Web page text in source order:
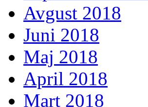
Avgust 2018
Juni 2018
Maj 2018
April 2018
Mart 2018